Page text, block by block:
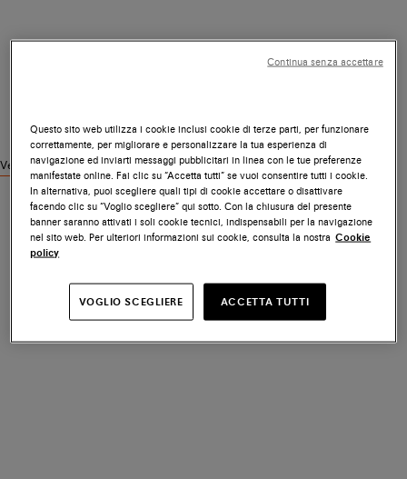
Vedi prodotti simili
Questo sito web utilizza i cookie inclusi cookie di terze parti, per funzionare
correttamente, per migliorare e personalizzare la tua esperienza di
navigazione ed inviarti messaggi pubblicitari in linea con le tue preferenze
manifestate online. Fai clic su “Accetta tutti” se vuoi consentire tutti i cookie.
In alternativa, puoi scegliere quali tipi di cookie accettare o disattivare
facendo clic su “Voglio scegliere” qui sotto. Con la chiusura del presente
banner saranno attivati i soli cookie tecnici, indispensabili per la navigazione
nel sito web. Per ulteriori informazioni sui cookie, consulta la nostra Cookie
policy
VOGLIO SCEGLIERE ACCETTA TUTTI
Continua senza accettare